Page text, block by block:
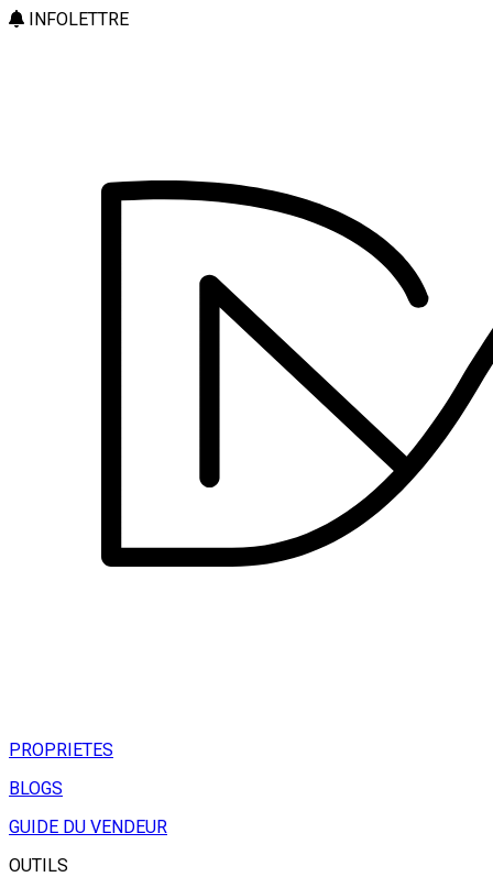
INFOLETTRE
PROPRIETES
BLOGS
GUIDE DU VENDEUR
OUTILS